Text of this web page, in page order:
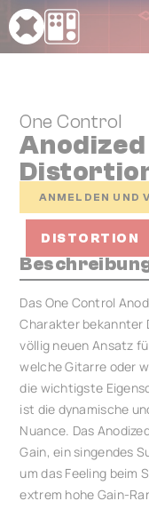
Cookie-Einstellungen
One Control
ANMELDEN UND
DISTORTION
Das One Control
Charakter bekannter
völlig neuen Ansatz
welche Gitarre oder
die wichtigste
ist die dynamische
Nuance. Das
Gain, ein singendes
um das Feeling beim
extrem hohe Gain-